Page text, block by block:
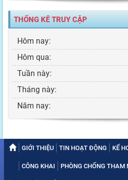
THỐNG KÊ TRUY CẬP
Hôm nay:
Hôm qua:
Tuần này:
Tháng này:
Năm nay:
GIỚI THIỆU TIN HOẠT ĐỘNG KẾ
CÔNG KHAI PHÒNG CHỐNG THAM